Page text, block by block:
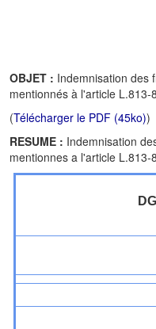
OBJET : Indemnisation des
mentionnés à l'article L.813-
(Télécharger le PDF (45ko))
RESUME : Indemnisation
mentionnes a l'article L.813-